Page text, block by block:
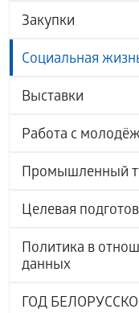
Закупки
Социальная
Выставки
Работа с
Промышленный
Целевая
Политика в
данных
ГОД